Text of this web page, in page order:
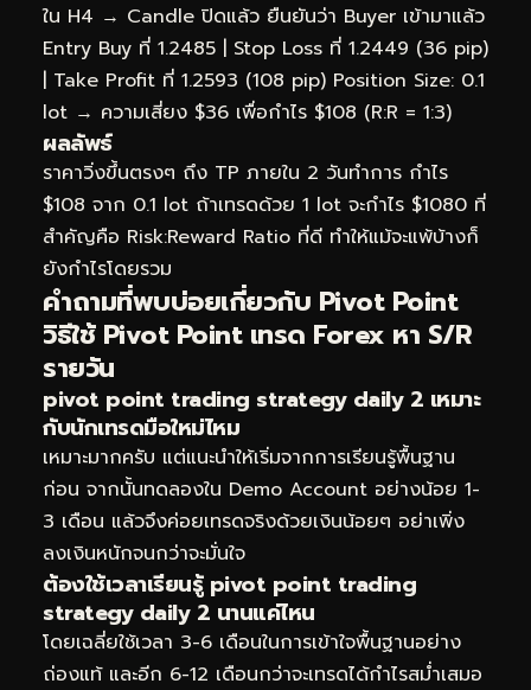
ใน H4 → Candle ปิดแล้ว ยืนยันว่า Buyer เข้ามาแล้ว
Entry Buy ที่ 1.2485 | Stop Loss ที่ 1.2449 (36 pip)
| Take Profit ที่ 1.2593 (108 pip) Position Size: 0.1
lot → ความเสี่ยง $36 เพื่อกำไร $108 (R:R = 1:3)
ผลลัพธ์
ราคาวิ่งขึ้นตรงๆ ถึง TP ภายใน 2 วันทำการ กำไร
$108 จาก 0.1 lot ถ้าเทรดด้วย 1 lot จะกำไร $1080 ที่
สำคัญคือ Risk:Reward Ratio ที่ดี ทำให้แม้จะแพ้บ้างก็
ยังกำไรโดยรวม
คำถามที่พบบ่อยเกี่ยวกับ Pivot Point
วิธีใช้ Pivot Point เทรด Forex หา S/R
รายวัน
pivot point trading strategy daily 2 เหมาะ
กับนักเทรดมือใหม่ไหม
เหมาะมากครับ แต่แนะนำให้เริ่มจากการเรียนรู้พื้นฐาน
ก่อน จากนั้นทดลองใน Demo Account อย่างน้อย 1-
3 เดือน แล้วจึงค่อยเทรดจริงด้วยเงินน้อยๆ อย่าเพิ่ง
ลงเงินหนักจนกว่าจะมั่นใจ
ต้องใช้เวลาเรียนรู้ pivot point trading
strategy daily 2 นานแค่ไหน
โดยเฉลี่ยใช้เวลา 3-6 เดือนในการเข้าใจพื้นฐานอย่าง
ถ่องแท้ และอีก 6-12 เดือนกว่าจะเทรดได้กำไรสม่ำเสมอ